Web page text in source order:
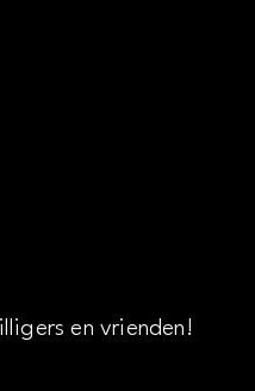
en vrienden!